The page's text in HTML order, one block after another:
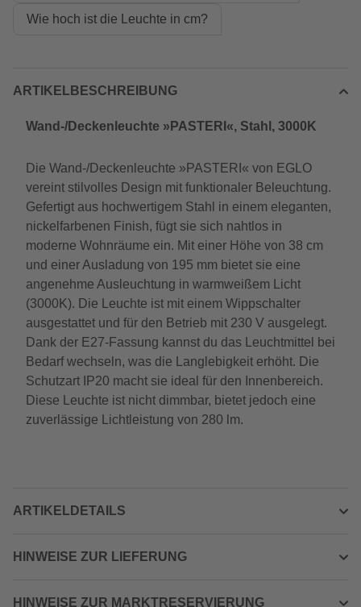
Wie hoch ist die Leuchte in cm?
ARTIKELBESCHREIBUNG
Wand-/Deckenleuchte »PASTERI«, Stahl, 3000K
Die Wand-/Deckenleuchte »PASTERI« von EGLO
vereint stilvolles Design mit funktionaler Beleuchtung.
Gefertigt aus hochwertigem Stahl in einem eleganten,
nickelfarbenen Finish, fügt sie sich nahtlos in
moderne Wohnräume ein. Mit einer Höhe von 38 cm
und einer Ausladung von 195 mm bietet sie eine
angenehme Ausleuchtung in warmweißem Licht
(3000K). Die Leuchte ist mit einem Wippschalter
ausgestattet und für den Betrieb mit 230 V ausgelegt.
Dank der E27-Fassung kannst du das Leuchtmittel bei
Bedarf wechseln, was die Langlebigkeit erhöht. Die
Schutzart IP20 macht sie ideal für den Innenbereich.
Diese Leuchte ist nicht dimmbar, bietet jedoch eine
zuverlässige Lichtleistung von 280 lm.
ARTIKELDETAILS
HINWEISE ZUR LIEFERUNG
HINWEISE ZUR MARKTRESERVIERUNG